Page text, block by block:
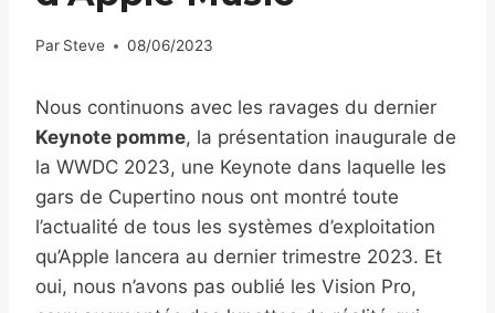
Par Steve 08/06/2023
Nous continuons avec les ravages du dernier
Keynote pomme, la présentation inaugurale de
la WWDC 2023, une Keynote dans laquelle les
gars de Cupertino nous ont montré toute
l’actualité de tous les systèmes d’exploitation
qu’Apple lancera au dernier trimestre 2023. Et
oui, nous n’avons pas oublié les Vision Pro,